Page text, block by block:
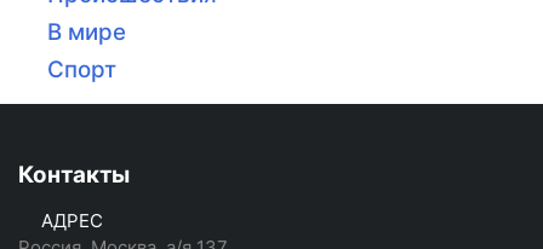
В мире
Спорт
Контакты
АДРЕС